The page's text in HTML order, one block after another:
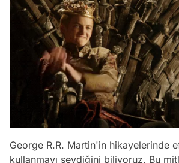
George R.R. Martin'in hikayelerinde
kullanmayı sevdiğini biliyoruz. Bu